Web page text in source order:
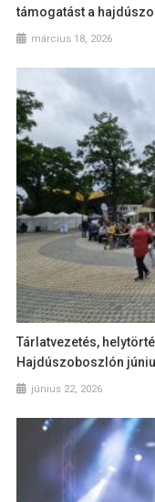
támogatást a
március 18, 2026
Tárlatvezetés,
Hajdúszoboszlón
június 22, 2026